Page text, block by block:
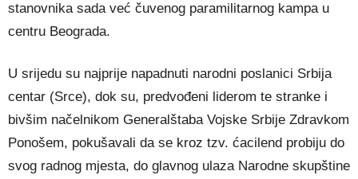
stanovnika sada već čuvenog paramilitarnog kampa u
centru Beograda.
U srijedu su najprije napadnuti narodni poslanici Srbija
centar (Srce), dok su, predvođeni liderom te stranke i
bivšim načelnikom Generalštaba Vojske Srbije Zdravkom
Ponošem, pokušavali da se kroz tzv. ćacilend probiju do
svog radnog mjesta, do glavnog ulaza Narodne skupštine